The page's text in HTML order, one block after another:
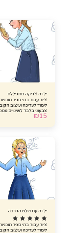
ילדה צדיקה מתפללת
ציור עבור בתי ספר
לימוד לעריכה ועיצוב
צבעוני בלבד לשינויים
והתאמת תלבושת בית
₪15
ילדה עם שלט הדרכה
ציור עבור בתי ספר
לימוד לעריכה ועיצוב